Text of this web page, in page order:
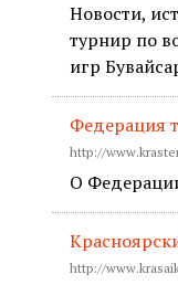
Новости,
турнир по
игр
Федерация
http://
О
http://